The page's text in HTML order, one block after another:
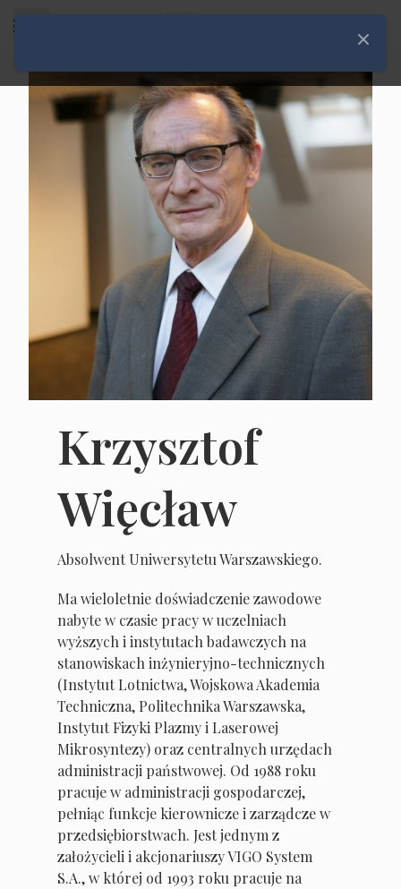
Krzysztof
Więcław
Absolwent Uniwersytetu Warszawskiego.
Ma wieloletnie doświadczenie zawodowe
nabyte w czasie pracy w uczelniach
wyższych i instytutach badawczych na
stanowiskach inżynieryjno-technicznych
(Instytut Lotnictwa, Wojskowa Akademia
Techniczna, Politechnika Warszawska,
Instytut Fizyki Plazmy i Laserowej
Mikrosyntezy) oraz centralnych urzędach
administracji państwowej. Od 1988 roku
pracuje w administracji gospodarczej,
pełniąc funkcje kierownicze i zarządcze w
przedsiębiorstwach. Jest jednym z
założycieli i akcjonariuszy VIGO System
S.A., w której od 1993 roku pracuje na
Zamknij